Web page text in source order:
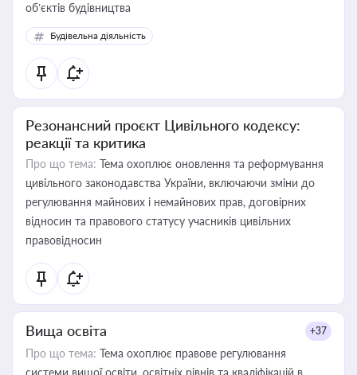
об’єктів будівництва
Будівельна діяльність
Резонансний проєкт Цивільного кодексу:
реакції та критика
Про що тема: Тема охоплює оновлення та реформування
цивільного законодавства України, включаючи зміни до
регулювання майнових і немайнових прав, договірних
відносин та правового статусу учасників цивільних
правовідносин
Вища освіта +37
Про що тема: Тема охоплює правове регулювання
системи вищої освіти, освітніх рівнів та кваліфікацій в